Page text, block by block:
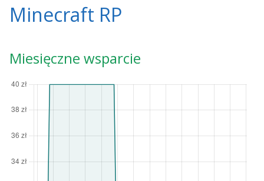
Minecraft RP
Miesięczne wsparcie